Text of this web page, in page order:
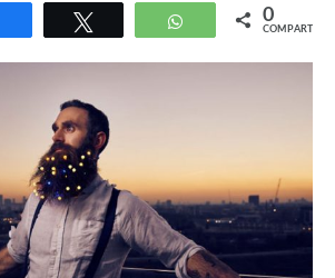
Compartir WhatsApp
0
COMPARTIR